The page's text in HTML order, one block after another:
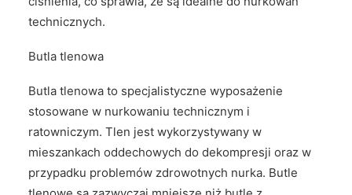
technicznych.
Butla tlenowa
Butla tlenowa to specjalistyczne wyposażenie
stosowane w nurkowaniu technicznym i
ratowniczym. Tlen jest wykorzystywany w
mieszankach oddechowych do dekompresji oraz w
przypadku problemów zdrowotnych nurka. Butle